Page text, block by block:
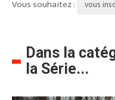
Vous souhaitez : vous
Dans la
la Série...